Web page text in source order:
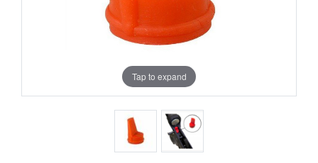
Tap to expand